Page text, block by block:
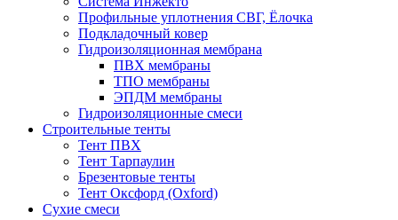
Профильные уплотнения СВГ, Ёлочка
Подкладочный ковер
Гидроизоляционная мембрана
ПВХ мембраны
ТПО мембраны
ЭПДМ мембраны
Гидроизоляционные смеси
Строительные тенты
Тент ПВХ
Тент Тарпаулин
Брезентовые тенты
Тент Оксфорд (Oxford)
Сухие смеси